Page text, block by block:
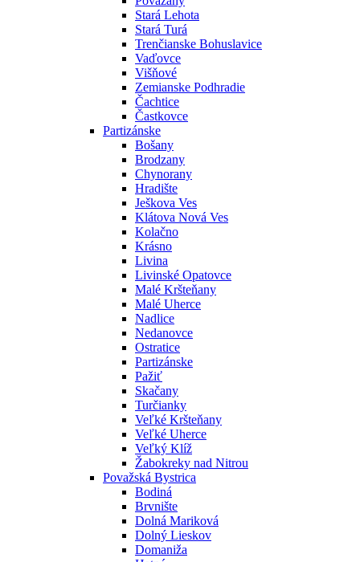
Stará Lehota
Stará Turá
Trenčianske Bohuslavice
Vaďovce
Višňové
Zemianske Podhradie
Čachtice
Častkovce
Partizánske
Bošany
Brodzany
Chynorany
Hradište
Ješkova Ves
Klátova Nová Ves
Kolačno
Krásno
Livina
Livinské Opatovce
Malé Kršteňany
Malé Uherce
Nadlice
Nedanovce
Ostratice
Partizánske
Pažiť
Skačany
Turčianky
Veľké Kršteňany
Veľké Uherce
Veľký Klíž
Žabokreky nad Nitrou
Považská Bystrica
Bodiná
Brvnište
Dolná Mariková
Dolný Lieskov
Domaniža